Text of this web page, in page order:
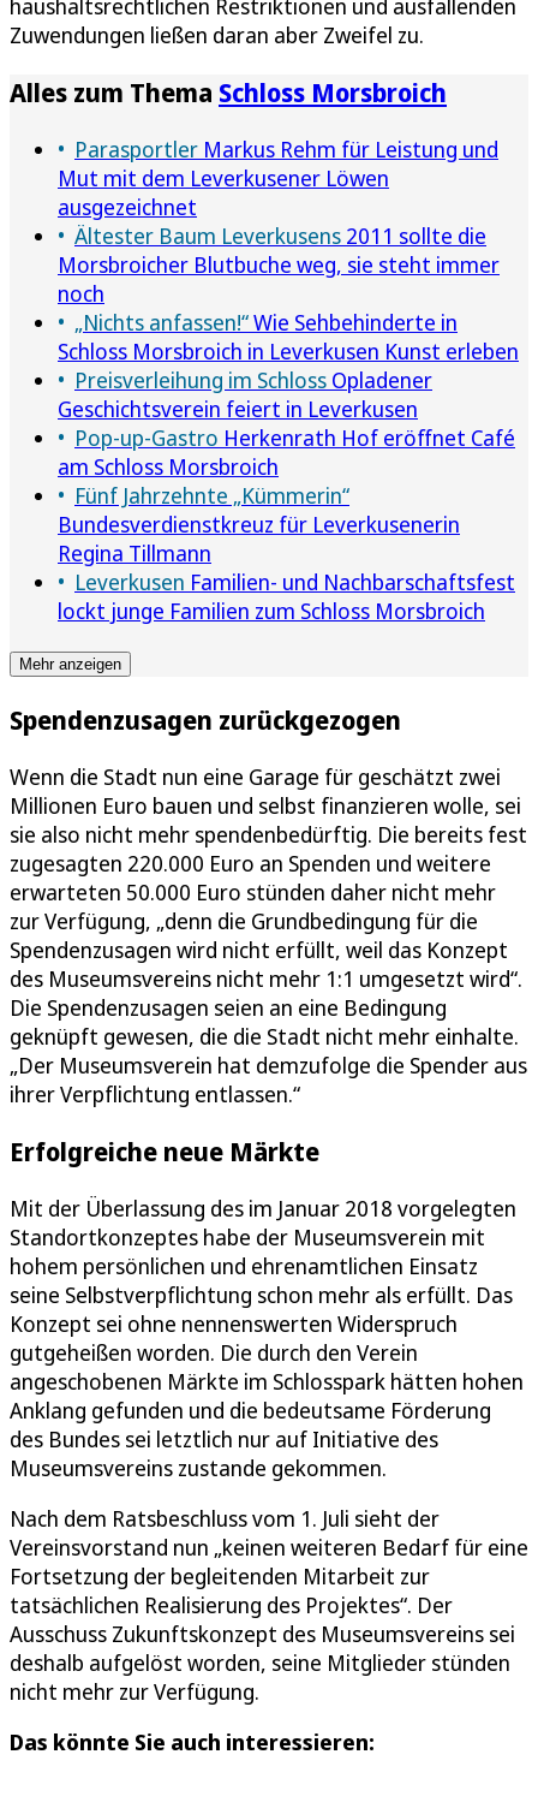
haushaltsrechtlichen Restriktionen und ausfallenden
Zuwendungen ließen daran aber Zweifel zu.
Alles zum Thema Schloss Morsbroich
Parasportler Markus Rehm für Leistung und
Mut mit dem Leverkusener Löwen
ausgezeichnet
Ältester Baum Leverkusens 2011 sollte die
Morsbroicher Blutbuche weg, sie steht immer
noch
„Nichts anfassen!“Wie Sehbehinderte in
Schloss Morsbroich in Leverkusen Kunst erleben
Preisverleihung im Schloss Opladener
Geschichtsverein feiert in Leverkusen
Pop-up-Gastro Herkenrath Hof eröffnet Café
am Schloss Morsbroich
Fünf Jahrzehnte „Kümmerin“
Bundesverdienstkreuz für Leverkusenerin
Regina Tillmann
Leverkusen Familien- und Nachbarschaftsfest
lockt junge Familien zum Schloss Morsbroich
Mehr anzeigen
Spendenzusagen zurückgezogen
Wenn die Stadt nun eine Garage für geschätzt zwei
Millionen Euro bauen und selbst finanzieren wolle, sei
sie also nicht mehr spendenbedürftig. Die bereits fest
zugesagten 220.000 Euro an Spenden und weitere
erwarteten 50.000 Euro stünden daher nicht mehr
zur Verfügung, „denn die Grundbedingung für die
Spendenzusagen wird nicht erfüllt, weil das Konzept
des Museumsvereins nicht mehr 1:1 umgesetzt wird“.
Die Spendenzusagen seien an eine Bedingung
geknüpft gewesen, die die Stadt nicht mehr einhalte.
„Der Museumsverein hat demzufolge die Spender aus
ihrer Verpflichtung entlassen.“
Erfolgreiche neue Märkte
Mit der Überlassung des im Januar 2018 vorgelegten
Standortkonzeptes habe der Museumsverein mit
hohem persönlichen und ehrenamtlichen Einsatz
seine Selbstverpflichtung schon mehr als erfüllt. Das
Konzept sei ohne nennenswerten Widerspruch
gutgeheißen worden. Die durch den Verein
angeschobenen Märkte im Schlosspark hätten hohen
Anklang gefunden und die bedeutsame Förderung
des Bundes sei letztlich nur auf Initiative des
Museumsvereins zustande gekommen.
Nach dem Ratsbeschluss vom 1. Juli sieht der
Vereinsvorstand nun „keinen weiteren Bedarf für eine
Fortsetzung der begleitenden Mitarbeit zur
tatsächlichen Realisierung des Projektes“. Der
Ausschuss Zukunftskonzept des Museumsvereins sei
deshalb aufgelöst worden, seine Mitglieder stünden
nicht mehr zur Verfügung.
Das könnte Sie auch interessieren: